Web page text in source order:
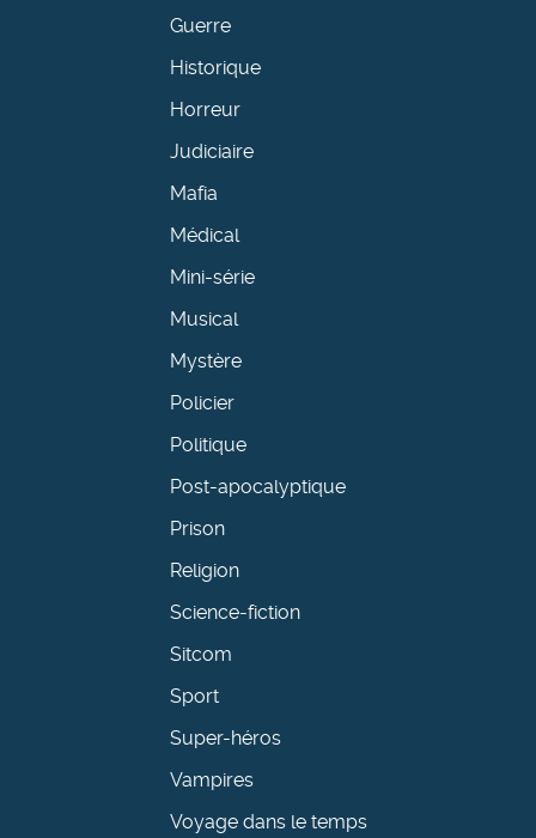
Guerre
Historique
Horreur
Judiciaire
Mafia
Médical
Mini-série
Musical
Mystère
Policier
Politique
Post-apocalyptique
Prison
Religion
Science-fiction
Sitcom
Sport
Super-héros
Vampires
Voyage dans le temps